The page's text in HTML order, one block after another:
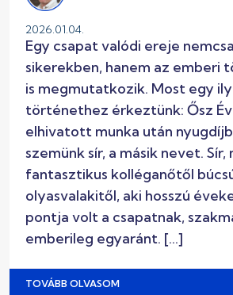
2026.01.04.
Egy csapat valódi ereje
sikerekben, hanem az emberi
is megmutatkozik. Most egy
történethez érkeztünk: Ősz
elhivatott munka után
szemünk sír, a másik nevet.
fantasztikus kolléganőtől
olyasvalakitől, aki hosszú
pontja volt a csapatnak,
emberileg egyaránt. […]
TOVÁBB OLVASOM